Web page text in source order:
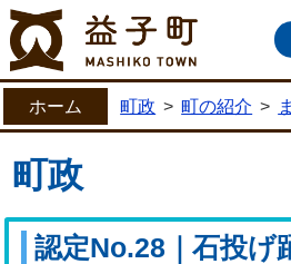
益子町
ホーム 町政 > 町の紹介 >
町政
認定No.28｜石投げ